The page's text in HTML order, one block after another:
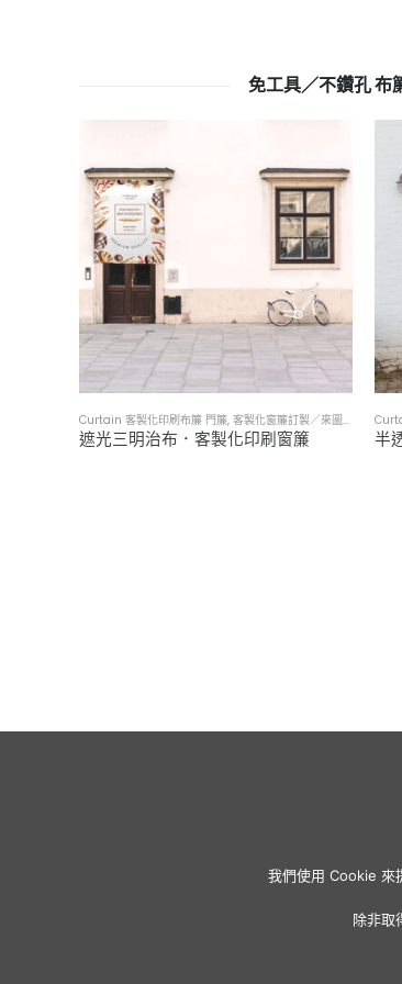
免工具／不鑽孔 布
Curtain 客製化印刷布簾 門簾, 客製化窗簾訂製／來圖印製訂做
遮光三明治布．客製化印刷窗簾 半
我們使用 Cookie 來
除非取